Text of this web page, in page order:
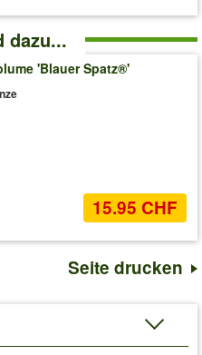
dazu...
'Blauer Spatz®'
15.95 CHF
Seite drucken